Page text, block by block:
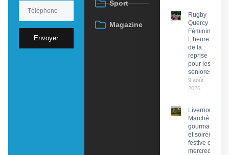
Envoyer
Sport
Magazine
Rugby
Quercy
Féminin :
L’heure
de la
reprise
pour les
séniores
9 août
2026
Livernon :
Marché
gourmand
et soirée
festive ce
mercredi